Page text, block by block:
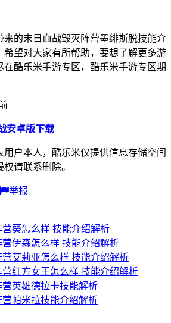
来的末日血战毁灭阵营墨绯斯脱技能介
希望对大家有所帮助，要想了解更多游
酷乐米手游专区，酷乐米手游专区期
安卓版下载
用户本人，酷乐米仅提供信息存储空间
请联系删除。
举报
营葵怎么样 技能介绍解析
营伊森怎么样 技能介绍解析
营艾莉亚怎么样 技能介绍解析
营红方女王怎么样 技能介绍解析
营英雄德拉卡技能解析
营帕米拉技能介绍解析